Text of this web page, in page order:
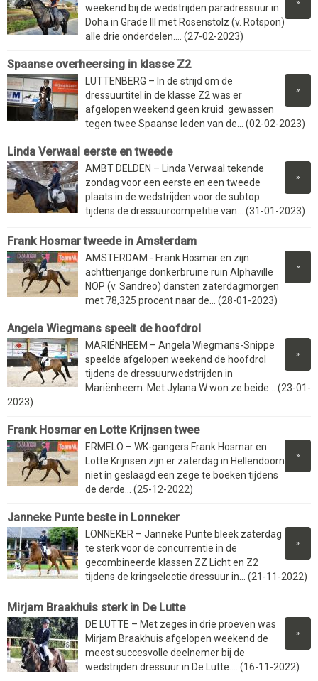
»
weekend bij de wedstrijden paradressuur in
Doha in Grade III met Rosenstolz (v. Rotspon)
alle drie onderdelen.... (27-02-2023)
Spaanse overheersing in klasse Z2
»
LUTTENBERG – In de strijd om de
dressuurtitel in de klasse Z2 was er
afgelopen weekend geen kruid gewassen
tegen twee Spaanse leden van de... (02-02-2023)
Linda Verwaal eerste en tweede
»
AMBT DELDEN – Linda Verwaal tekende
zondag voor een eerste en een tweede
plaats in de wedstrijden voor de subtop
tijdens de dressuurcompetitie van... (31-01-2023)
Frank Hosmar tweede in Amsterdam
»
AMSTERDAM - Frank Hosmar en zijn
achttienjarige donkerbruine ruin Alphaville
NOP (v. Sandreo) dansten zaterdagmorgen
met 78,325 procent naar de... (28-01-2023)
Angela Wiegmans speelt de hoofdrol
»
MARIËNHEEM – Angela Wiegmans-Snippe
speelde afgelopen weekend de hoofdrol
tijdens de dressuurwedstrijden in
Mariënheem. Met Jylana W won ze beide... (23-01-
2023)
Frank Hosmar en Lotte Krijnsen twee
»
ERMELO – WK-gangers Frank Hosmar en
Lotte Krijnsen zijn er zaterdag in Hellendoorn
niet in geslaagd een zege te boeken tijdens
de derde... (25-12-2022)
​​​​​​​Janneke Punte beste in Lonneker
»
LONNEKER – Janneke Punte bleek zaterdag
te sterk voor de concurrentie in de
gecombineerde klassen ZZ Licht en Z2
tijdens de kringselectie dressuur in... (21-11-2022)
Mirjam Braakhuis sterk in De Lutte
»
DE LUTTE – Met zeges in drie proeven was
Mirjam Braakhuis afgelopen weekend de
meest succesvolle deelnemer bij de
wedstrijden dressuur in De Lutte.... (16-11-2022)